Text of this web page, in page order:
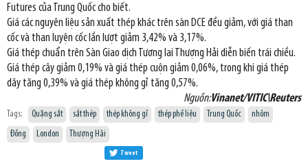
Futures của Trung Quốc cho biết.
Giá các nguyên liệu sản xuất thép khác trên sàn DCE đều giảm, với giá than
cốc và than luyện cốc lần lượt giảm 3,42% và 3,17%.
Giá thép chuẩn trên Sàn Giao dịch Tương lai Thượng Hải diễn biến trái chiều.
Giá thép cây giảm 0,19% và giá thép cuộn giảm 0,06%, trong khi giá thép
dây tăng 0,39% và giá thép không gỉ tăng 0,57%.
Nguồn:Vinanet/VITIC\Reuters
Tags: Quặng sắt sắt thép thép không gỉ thép phế liệu Trung Quốc
nhôm
Đồng
London Thượng Hải
Tweet